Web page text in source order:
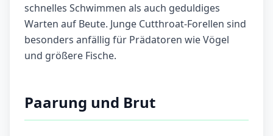
schnelles Schwimmen als auch geduldiges
Warten auf Beute. Junge Cutthroat-Forellen sind
besonders anfällig für Prädatoren wie Vögel
und größere Fische.
Paarung und Brut